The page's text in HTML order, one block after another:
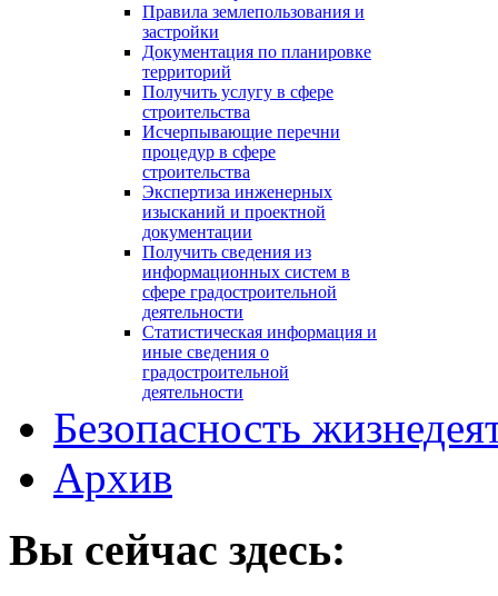
Правила землепользования и
застройки
Документация по планировке
территорий
Получить услугу в сфере
строительства
Исчерпывающие перечни
процедур в сфере
строительства
Экспертиза инженерных
изысканий и проектной
документации
Получить сведения из
информационных систем в
сфере градостроительной
деятельности
Статистическая информация и
иные сведения о
градостроительной
деятельности
Безопасность
Архив
Вы сейчас здесь: